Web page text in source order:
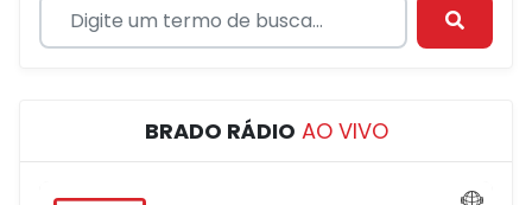
BRADO RÁDIO AO VIVO